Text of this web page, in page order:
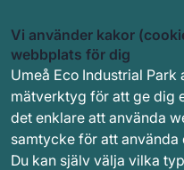
Vi använder kakor
webbplats för dig
Umeå Eco Industrial
mätverktyg för att ge dig
det enklare att använda
samtycke för att
Du kan själv välja vilka